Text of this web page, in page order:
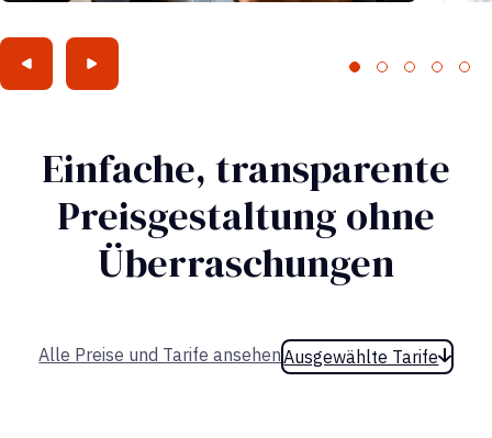
Einfache, transparente
Preisgestaltung ohne
Überraschungen
Alle Preise und Tarife ansehenAusgewählte Tarife